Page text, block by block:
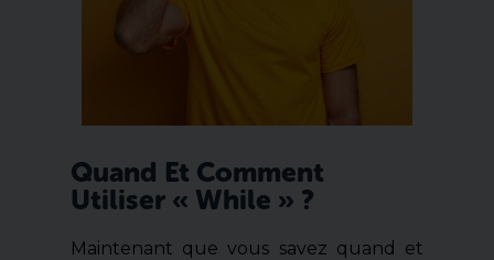
Quand Et Comment
Utiliser « While » ?
Maintenant que vous savez quand et